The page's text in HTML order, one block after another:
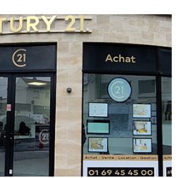
21 L'Athégienne
Mitterrand
MONS - 91200
un message
à l'agence